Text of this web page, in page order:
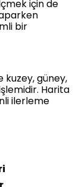
için de
bir
kuzey, güney,
Harita
ilerleme